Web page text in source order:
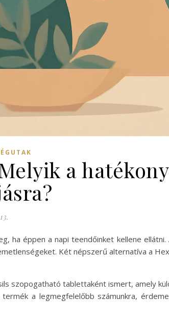
a
ha éppen a napi teendőinket kellene ellátni.
Két népszerű alternatíva a
szopogatható tablettaként ismert, amely
a legmegfelelőbb számunkra,